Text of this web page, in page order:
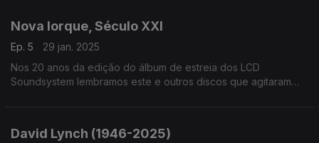
Nova Iorque, Século XXI
Ep. 5
29 jan. 2025
Nos 20 anos da edição do álbum de estreia dos LCD
Soundsystem lembramos este e outros discos que agitaram
David Lynch (1946-2025)